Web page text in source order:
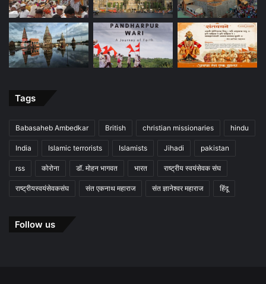
Tags
Babasaheb Ambedkar British christian missionaries hindu
India Islamic terrorists Islamists Jihadi pakistan
rss कोरोना डॉ. मोहन भागवत भारत राष्ट्रीय स्वयंसेवक संघ
राष्ट्रीयस्वयंसेवकसंघ संत एकनाथ महाराज संत ज्ञानेश्वर महाराज हिंदू
Follow us